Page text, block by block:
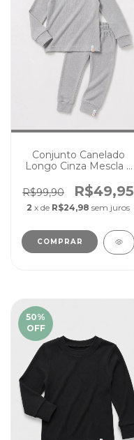
Conjunto Canelado
Longo Cinza Mescla 2
Cores Lisas
R$99,90 R$49,95
2 x de R$24,98 sem juros
COMPRAR
50%
OFF